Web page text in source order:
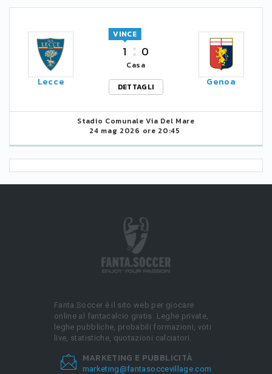
Lecce
1
VINCE
0
Casa
DETTAGLI
Genoa
Stadio Comunale Via Del Mare
24 mag 2026 ore 20:45
Fanta.Soccer è il sito web per giocare
online al fantacalcio gratis. Leghe private,
leghe pubbliche, probabili formazioni, voti
live, statistiche, quotazioni calciatori.
MARKETING E PUBBLICITÀ
marketing@fantasoccevillage.com